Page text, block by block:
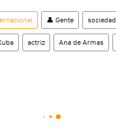
👤 Gente sociedad
actriz Ana de Armas